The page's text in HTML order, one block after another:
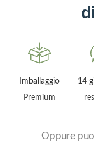
Imballaggio
Premium
14
Oppure